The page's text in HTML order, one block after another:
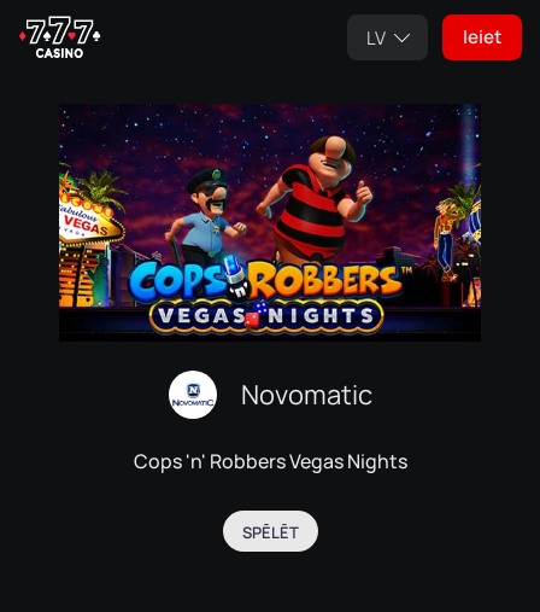
LV Ieiet
Novomatic
Cops 'n' Robbers Vegas Nights
SPĒLĒT